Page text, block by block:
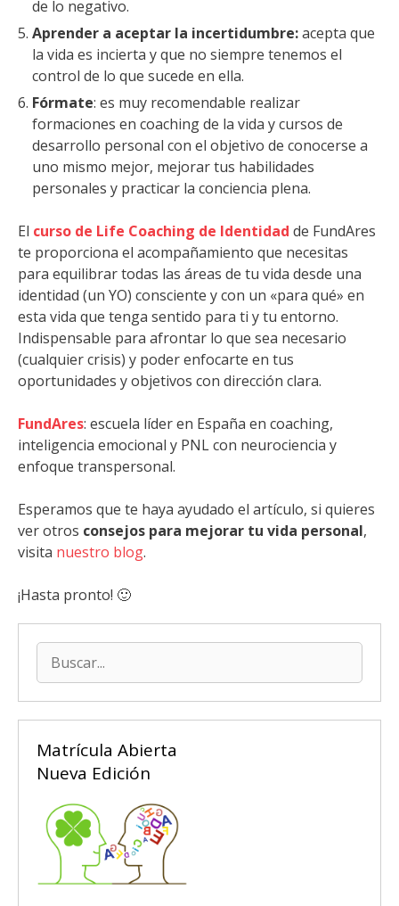
de lo negativo.
Aprender a aceptar la incertidumbre:acepta que
la vida es incierta y que no siempre tenemos el
control de lo que sucede en ella.
Fórmate: es muy recomendable realizar
formaciones en coaching de la vida y cursos de
desarrollo personal con el objetivo de conocerse a
uno mismo mejor, mejorar tus habilidades
personales y practicar la conciencia plena.
El curso de Life Coaching de Identidad de FundAres
te proporciona el acompañamiento que necesitas
para equilibrar todas las áreas de tu vida desde una
identidad (un YO) consciente y con un «para qué» en
esta vida que tenga sentido para ti y tu entorno.
Indispensable para afrontar lo que sea necesario
(cualquier crisis) y poder enfocarte en tus
oportunidades y objetivos con dirección clara.
FundAres: escuela líder en España en coaching,
inteligencia emocional y PNL con neurociencia y
enfoque transpersonal.
Esperamos que te haya ayudado el artículo, si quieres
ver otros consejos para mejorar tu vida personal,
visita nuestro blog.
¡Hasta pronto! 🙂
Buscar:
Matrícula Abierta
Nueva Edición